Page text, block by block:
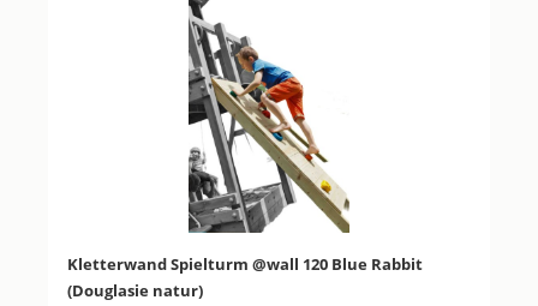
Kletterwand Spielturm @wall 120 Blue Rabbit
(Douglasie natur)